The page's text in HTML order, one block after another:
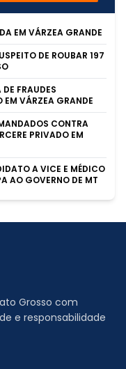
EM VÁRZEA GRANDE
DE ROUBAR 197
FRAUDES
EM VÁRZEA GRANDE
CONTRA
PRIVADO EM
A VICE E MÉDICO
AO GOVERNO DE MT
Grosso com
e responsabilidade